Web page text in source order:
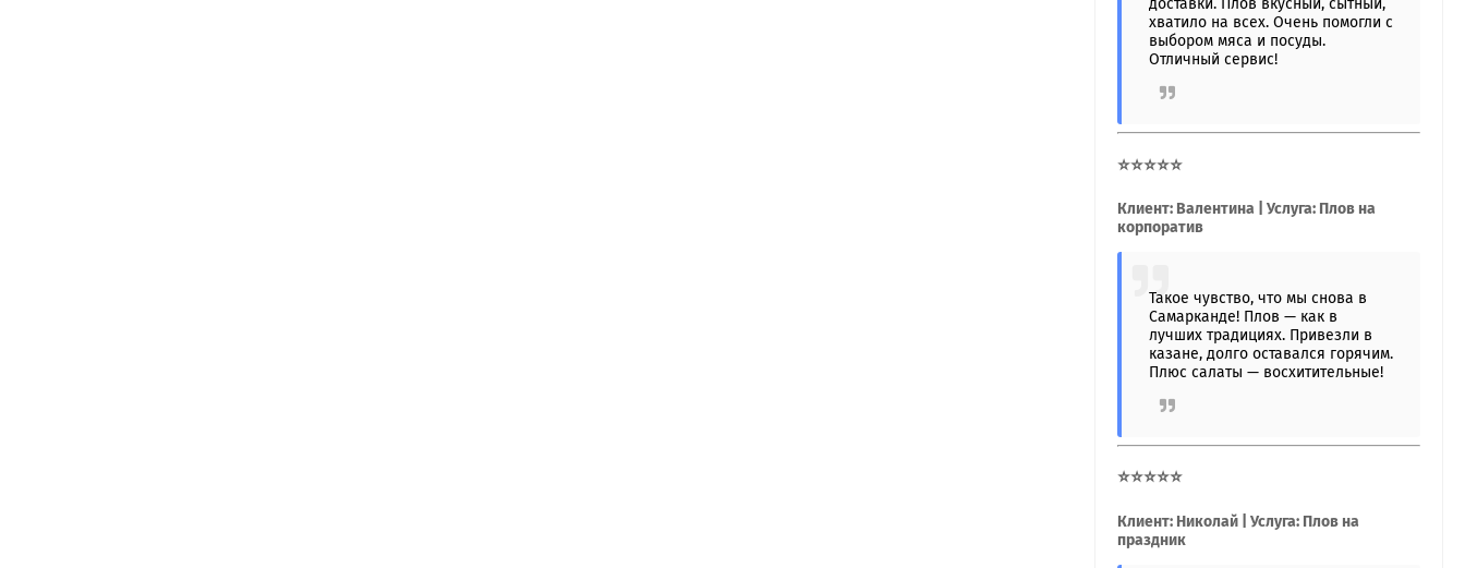
доставки. Плов вкусный, сытный,
хватило на всех. Очень помогли с
выбором мяса и посуды.
Отличный сервис!
⭐⭐⭐⭐⭐
Клиент: Валентина | Услуга: Плов на
корпоратив
Такое чувство, что мы снова в
Самарканде! Плов — как в
лучших традициях. Привезли в
казане, долго оставался горячим.
Плюс салаты — восхитительные!
⭐⭐⭐⭐⭐
Клиент: Николай | Услуга: Плов на
праздник